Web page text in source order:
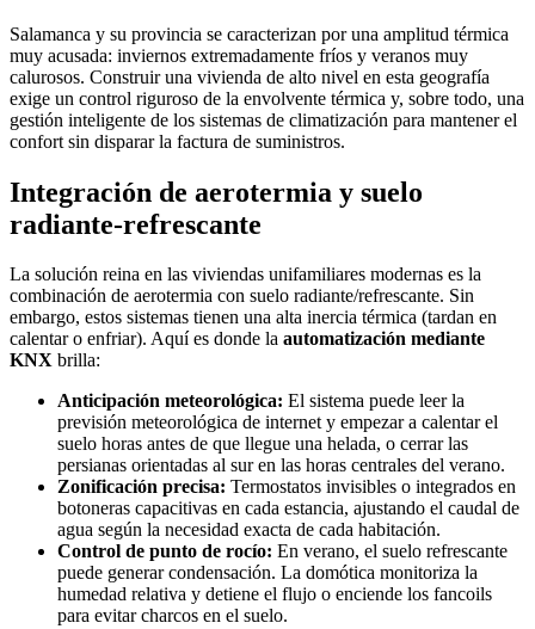
Salamanca y su provincia se caracterizan por una amplitud térmica
muy acusada: inviernos extremadamente fríos y veranos muy
calurosos. Construir una vivienda de alto nivel en esta geografía
exige un control riguroso de la envolvente térmica y, sobre todo, una
gestión inteligente de los sistemas de climatización para mantener el
confort sin disparar la factura de suministros.
Integración de aerotermia y suelo
radiante-refrescante
La solución reina en las viviendas unifamiliares modernas es la
combinación de aerotermia con suelo radiante/refrescante. Sin
embargo, estos sistemas tienen una alta inercia térmica (tardan en
calentar o enfriar). Aquí es donde la automatización mediante
KNX brilla:
Anticipación meteorológica: El sistema puede leer la
previsión meteorológica de internet y empezar a calentar el
suelo horas antes de que llegue una helada, o cerrar las
persianas orientadas al sur en las horas centrales del verano.
Zonificación precisa: Termostatos invisibles o integrados en
botoneras capacitivas en cada estancia, ajustando el caudal de
agua según la necesidad exacta de cada habitación.
Control de punto de rocío: En verano, el suelo refrescante
puede generar condensación. La domótica monitoriza la
humedad relativa y detiene el flujo o enciende los fancoils
para evitar charcos en el suelo.